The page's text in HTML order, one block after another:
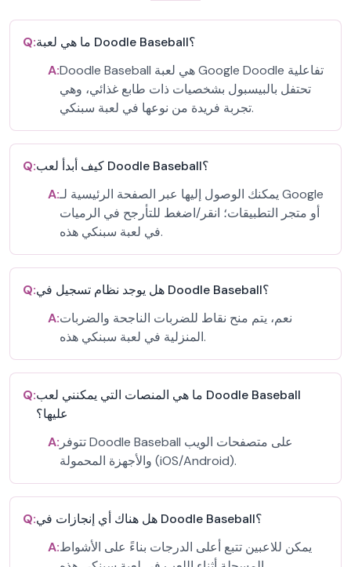
Q:
ما هي لعبة Doodle Baseball؟
A:Doodle Baseball هي لعبة Google Doodle تفاعلية
تحتفل بالبيسبول بشخصيات ذات طابع غذائي، وهي
تجربة فريدة من نوعها في لعبة سبنكي.
Q:
كيف أبدأ لعب Doodle Baseball؟
A:يمكنك الوصول إليها عبر الصفحة الرئيسية لـ Google
أو متجر التطبيقات؛ انقر/اضغط للتأرجح في الرميات
في لعبة سبنكي هذه.
Q:
هل يوجد نظام تسجيل في Doodle Baseball؟
A:نعم، يتم منح نقاط للضربات الناجحة والضربات
المنزلية في لعبة سبنكي هذه.
Q:ما هي المنصات التي يمكنني لعب Doodle Baseball
عليها؟
A: تتوفر Doodle Baseball على متصفحات الويب
والأجهزة المحمولة (iOS/Android).
Q:
هل هناك أي إنجازات في Doodle Baseball؟
A:يمكن للاعبين تتبع أعلى الدرجات بناءً على الأشواط